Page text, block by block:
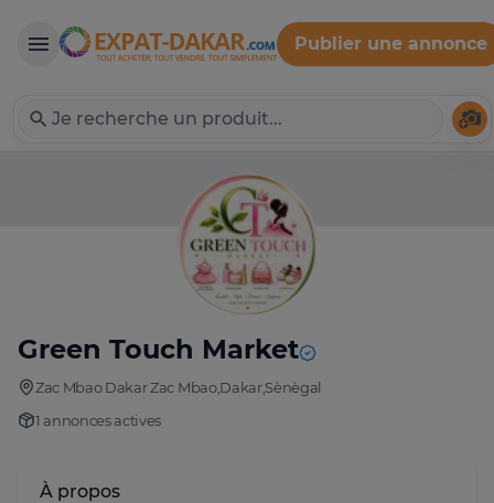
Expat-Dakar
Publier une annonce
Green Touch Market
Zac Mbao Dakar Zac Mbao,Dakar,Sènègal
1 annonces actives
À propos